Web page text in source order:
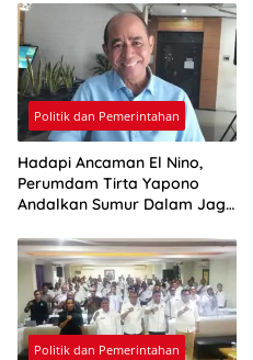
Politik dan Pemerintahan
Hadapi Ancaman El Nino,
Perumdam Tirta Yapono
Andalkan Sumur Dalam Jaga
Politik dan Pemerintahan